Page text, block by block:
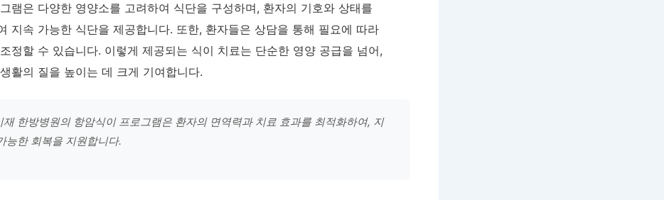
램은 다양한 영양소를 고려하여 식단을 구성하며, 환자의 기호와 상태를
지속 가능한 식단을 제공합니다. 또한, 환자들은 상담을 통해 필요에 따라
정할 수 있습니다. 이렇게 제공되는 식이 치료는 단순한 영양 공급을 넘어,
활의 질을 높이는 데 크게 기여합니다.
재 한방병원의 항암식이 프로그램은 환자의 면역력과 치료 효과를 최적화하여, 지
능한 회복을 지원합니다.